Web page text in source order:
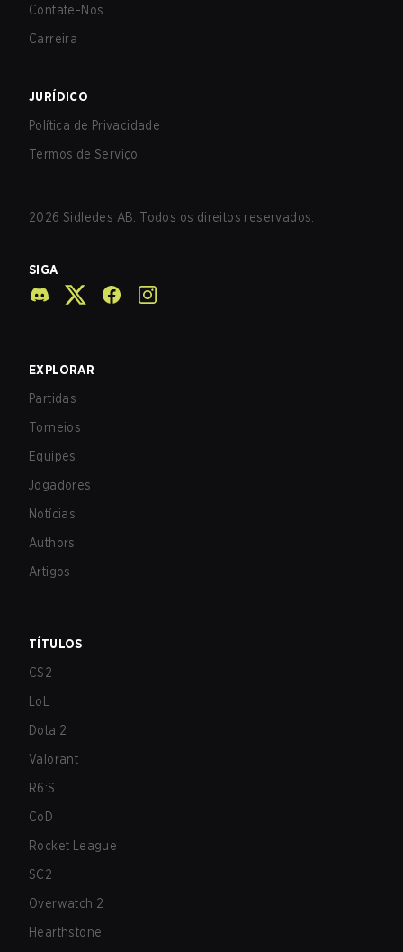
Contate-Nos
Carreira
JURÍDICO
Política de Privacidade
Termos de Serviço
2026 Sidledes AB. Todos os direitos reservados.
SIGA
EXPLORAR
Partidas
Torneios
Equipes
Jogadores
Notícias
Authors
Artigos
TÍTULOS
CS2
LoL
Dota 2
Valorant
R6:S
CoD
Rocket League
SC2
Overwatch 2
Hearthstone